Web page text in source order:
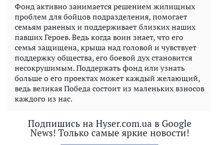
Фонд активно занимается решением жилищных
проблем для бойцов подразделения, помогает
семьям раненых и поддерживает близких наших
павших Героев. Ведь когда воин знает, что его
семья защищена, крыша над головой и чувствует
поддержку общества, его боевой дух становится
несокрушимым. Поддержать фонд или узнать
больше о его проектах может каждый желающий,
ведь великая Победа состоит из маленьких взносов
каждого из нас.
Подпишись на Hyser.com.ua в Google
News! Только самые яркие новости!